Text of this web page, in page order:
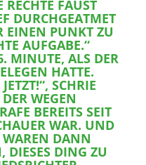
FAUST G
H
PUNKT ZU H
AUFGABE.“
MINUTE, ALS DER
HATTE.
SCHRIE
WEGEN
BEREITS SEIT
WAR. UND
DANN
DING ZU